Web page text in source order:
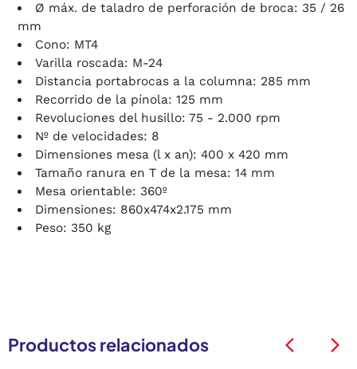
Ø máx. de taladro de perforación de broca: 35 / 26
mm
Cono: MT4
Varilla roscada: M-24
Distancia portabrocas a la columna: 285 mm
Recorrido de la pínola: 125 mm
Revoluciones del husillo: 75 - 2.000 rpm
Nº de velocidades: 8
Dimensiones mesa (l x an): 400 x 420 mm
Tamaño ranura en T de la mesa: 14 mm
Mesa orientable: 360º
Dimensiones: 860x474x2.175 mm
Peso: 350 kg
Productos relacionados arrow_back_ios arrow_back_ios